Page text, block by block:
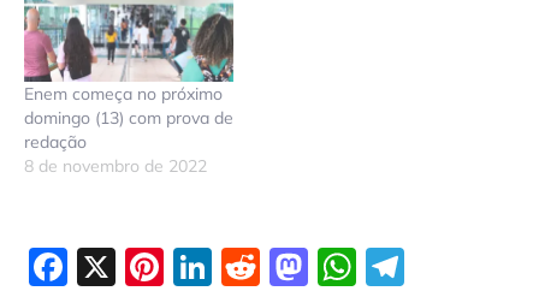
Enem começa no próximo
domingo (13) com prova de
redação
8 de novembro de 2022
Facebook
X Pinterest
LinkedIn
Reddit
Mastodon